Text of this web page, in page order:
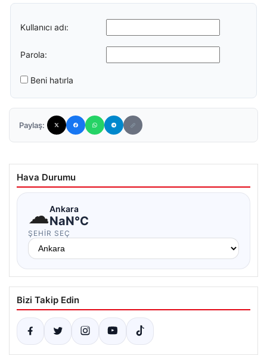
Kullanıcı adı:
Parola:
Beni hatırla
Paylaş:
Hava Durumu
☁Ankara
NaN°C
ŞEHIR SEÇ
Bizi Takip Edin